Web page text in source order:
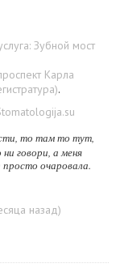
Зубной мост
Карла
.
то там то тут,
говори, а меня
очаровала.
назад)